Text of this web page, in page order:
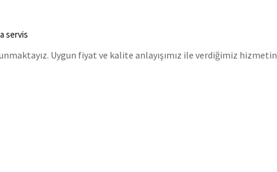
servis
Uygun fiyat ve kalite anlayışımız ile verdiğimiz hizmetin